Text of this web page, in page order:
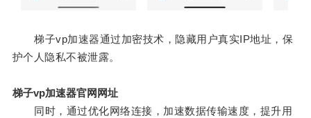
梯子vp加速器通过加密技术，隐藏用户真实IP地址，保
护个人隐私不被泄露。
梯子vp加速器官网网址
同时，通过优化网络连接，加速数据传输速度，提升用